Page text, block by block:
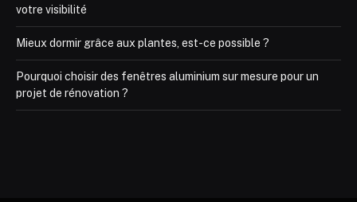
votre visibilité
Mieux dormir grâce aux plantes, est-ce possible ?
Pourquoi choisir des fenêtres aluminium sur mesure pour un
projet de rénovation ?